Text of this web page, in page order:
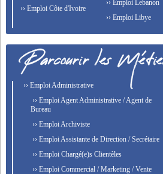
›› Emploi Côte d'Ivoire
›› Emploi Lebanon
›› Emploi Libye
›› Emploi Administrative
›› Emploi Agent Administrative / Agent de
Bureau
›› Emploi Archiviste
›› Emploi Assistante de Direction / Secrétaire
›› Emploi Chargé(e)s Clientèles
›› Emploi Commercial / Marketing / Vente